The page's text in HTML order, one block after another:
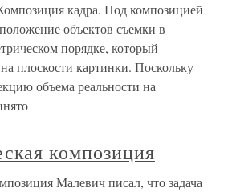
кадра. Под композицией
объектов съемки в
порядке, который
плоскости картинки. Поскольку
объема реальности на
композиция
Малевич писал, что задача